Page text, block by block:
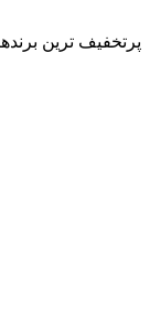
پرتخفیف ترین